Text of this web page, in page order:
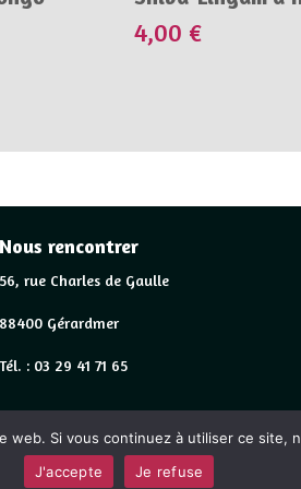
4,00 €
Nous rencontrer
56, rue Charles de Gaulle
88400 Gérardmer
Tél. : 03 29 41 71 65
site construit en collaboration
Si vous continuez à utiliser ce site,
J'accepte
Je refuse